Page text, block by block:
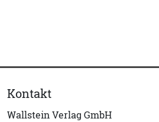
Kontakt
Wallstein Verlag GmbH